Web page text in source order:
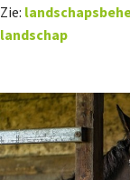
Zie:
landschap